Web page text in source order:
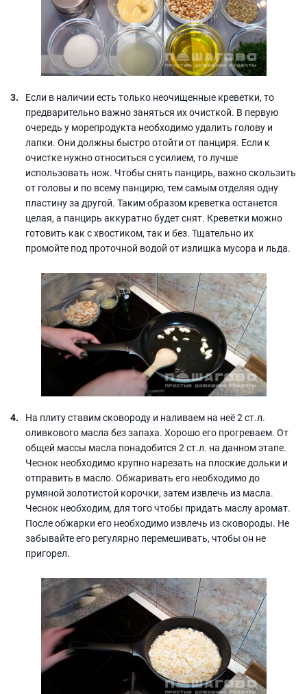
Если в наличии есть только неочищенные креветки, то
предварительно важно заняться их очисткой. В первую
очередь у морепродукта необходимо удалить голову и
лапки. Они должны быстро отойти от панциря. Если к
очистке нужно относиться с усилием, то лучше
использовать нож. Чтобы снять панцирь, важно скользить
от головы и по всему панцирю, тем самым отделяя одну
пластину за другой. Таким образом креветка останется
целая, а панцирь аккуратно будет снят. Креветки можно
готовить как с хвостиком, так и без. Тщательно их
промойте под проточной водой от излишка мусора и льда.
На плиту ставим сковороду и наливаем на неё 2 ст.л.
оливкового масла без запаха. Хорошо его прогреваем. От
общей массы масла понадобится 2 ст.л. на данном этапе.
Чеснок необходимо крупно нарезать на плоские дольки и
отправить в масло. Обжаривать его необходимо до
румяной золотистой корочки, затем извлечь из масла.
Чеснок необходим, для того чтобы придать маслу аромат.
После обжарки его необходимо извлечь из сковороды. Не
забывайте его регулярно перемешивать, чтобы он не
пригорел.